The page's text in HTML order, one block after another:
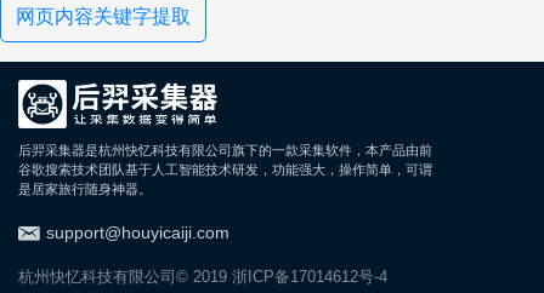
网页内容关键字提取
后羿采集器是杭州快忆科技有限公司旗下的一款采集软件，本产品由前
谷歌搜索技术团队基于人工智能技术研发，功能强大，操作简单，可谓
是居家旅行随身神器。
support@houyicaiji.com
杭州快忆科技有限公司© 2019 浙ICP备17014612号-4